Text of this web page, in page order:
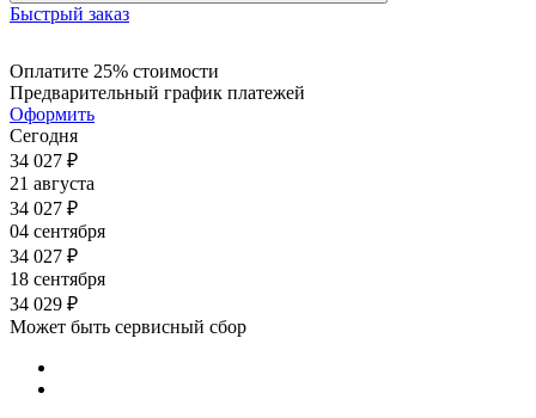
Быстрый заказ
Оплатите 25% стоимости
Предварительный график платежей
Оформить
Сегодня
34 027 ₽
21 августа
34 027 ₽
04 сентября
34 027 ₽
18 сентября
34 029 ₽
Может быть сервисный сбор